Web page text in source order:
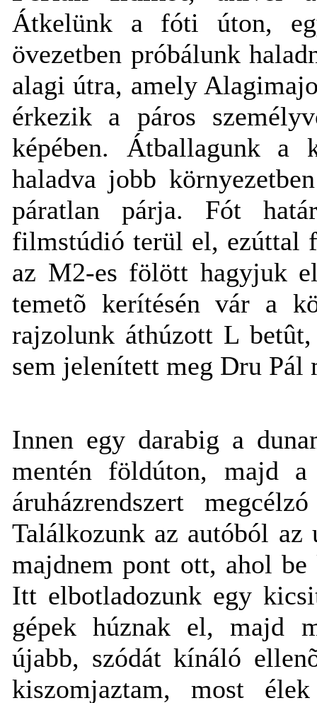
Átkelünk a fóti úton,
övezetben próbálunk
alagi útra, amely
érkezik a páros
képében. Átballagunk a
haladva jobb
páratlan párja. Fót
filmstúdió terül el, ezúttal
az M2-es fölött hagyjuk
temetõ kerítésén vár a
rajzolunk áthúzott L
sem jelenített meg Dru Pál
Innen egy darabig a
mentén földúton, majd
áruházrendszert
Találkozunk az autóból az
majdnem pont ott, ahol
Itt elbotladozunk egy
gépek húznak el, majd
újabb, szódát kínáló
kiszomjaztam, most